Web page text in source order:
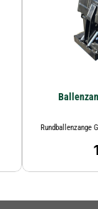
Rundballenzange